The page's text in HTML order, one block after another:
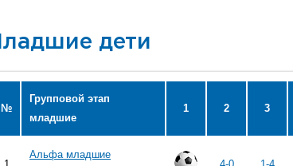
дети
№
Групповой этап
младшие
1 2 3
Альфа младшие